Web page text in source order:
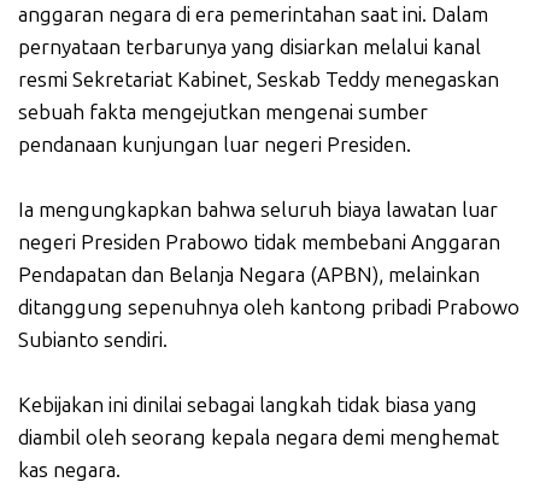
anggaran negara di era pemerintahan saat ini. Dalam
pernyataan terbarunya yang disiarkan melalui kanal
resmi Sekretariat Kabinet, Seskab Teddy menegaskan
sebuah fakta mengejutkan mengenai sumber
pendanaan kunjungan luar negeri Presiden.
Ia mengungkapkan bahwa seluruh biaya lawatan luar
negeri Presiden Prabowo tidak membebani Anggaran
Pendapatan dan Belanja Negara (APBN), melainkan
ditanggung sepenuhnya oleh kantong pribadi Prabowo
Subianto sendiri.
Kebijakan ini dinilai sebagai langkah tidak biasa yang
diambil oleh seorang kepala negara demi menghemat
kas negara.